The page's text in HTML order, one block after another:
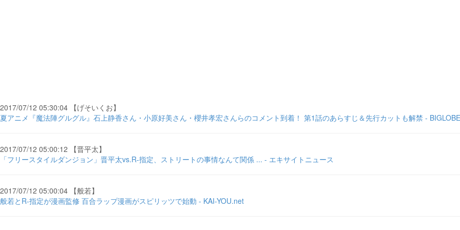
2017/07/12 05:30:04 【げそいくお】
夏アニメ『魔法陣グルグル』石上静香さん・小原好美さん・櫻井孝宏さんらのコメント到着！ 第1話のあらすじ＆先行カットも解禁 -
2017/07/12 05:00:12 【晋平太】
「フリースタイルダンジョン」晋平太vs.R-指定、ストリートの事情なんて関係 ... - エキサイトニュース
2017/07/12 05:00:04 【般若】
般若とR-指定が漫画監修 百合ラップ漫画がスピリッツで始動 - KAI-YOU.net